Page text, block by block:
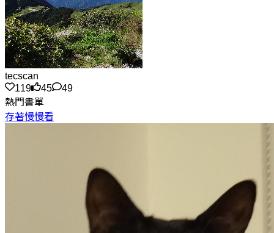
tecscan
119
45
49
熱門書單
存著慢慢看